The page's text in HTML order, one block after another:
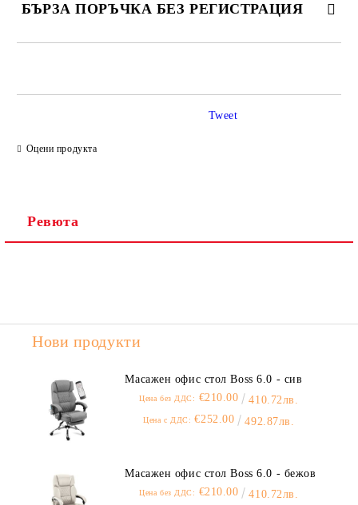
БЪРЗА ПОРЪЧКА БЕЗ РЕГИСТРАЦИЯ
Оцени продукта
Tweet
Ревюта
Нови продукти
Масажен офис стол Boss 6.0 - сив
Цена без ДДС: €210.00 410.72лв.
Цена с ДДС: €252.00 492.87лв.
Масажен офис стол Boss 6.0 - бежов
Цена без ДДС: €210.00 410.72лв.